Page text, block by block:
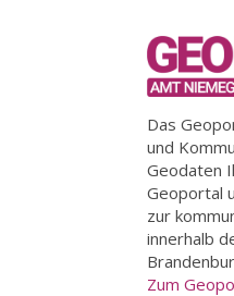
Das
und
Geodaten
Geoportal
zur
innerhalb
Zum